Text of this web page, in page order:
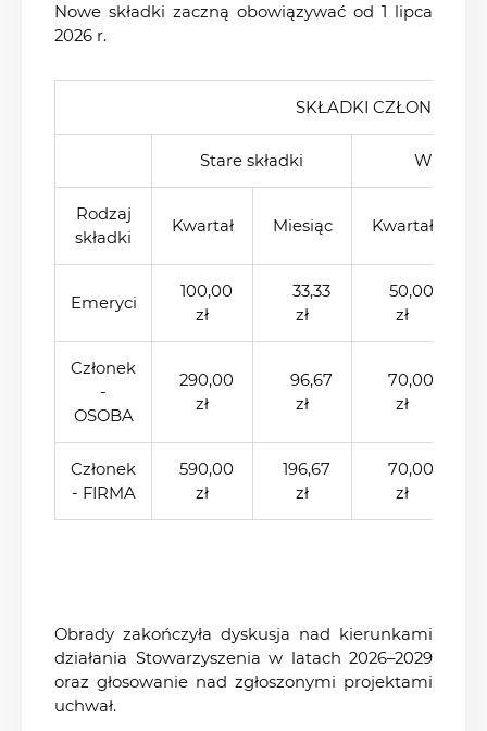
Nowe składki zaczną obowiązywać od 1 lipca
2026 r.
SKŁADKI
Stare składki Wzrost
Rodzaj
składki
Kwartał Miesiąc Kwartał
Emeryci
100,00
zł
33,33
zł
50,00
zł
Członek
-
OSOBA
290,00
zł
96,67
zł
70,00
zł
Członek
- FIRMA
590,00
zł
196,67
zł
70,00
zł
Obrady zakończyła dyskusja nad kierunkami
działania Stowarzyszenia w latach 2026–2029
oraz głosowanie nad zgłoszonymi projektami
uchwał.